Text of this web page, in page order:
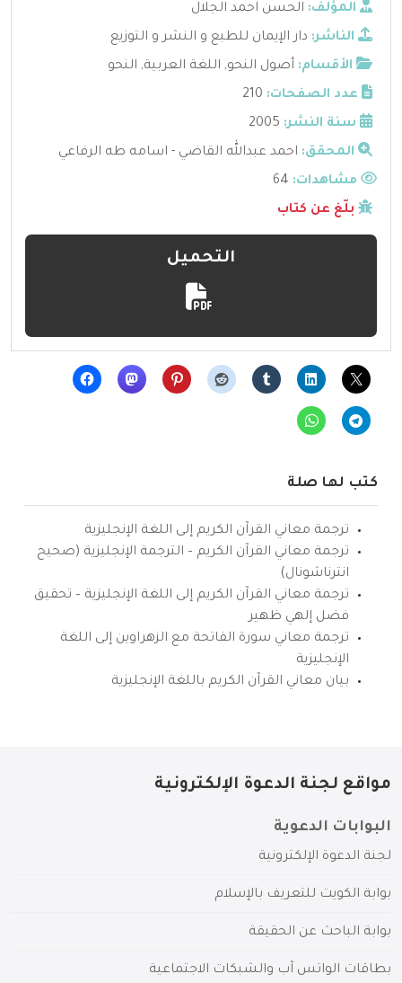
المؤلف: الحسن احمد الجلال
الناشر: دار الإيمان للطبع و النشر و التوزيع
الأقسام: أصول النحو, اللغة العربية, النحو
عدد الصفحات: 210
سنة النشر: 2005
المحقق: احمد عبدالله القاضي - اسامه طه الرفاعي
مشاهدات:
بلّغ عن كتاب
التحميل
كتب لها صلة
ترجمة معاني القرآن الكريم إلى اللغة الإنجليزية
ترجمة معاني القرآن الكريم – الترجمة الإنجليزية (صحيح
انترناشونال)
ترجمة معاني القرآن الكريم إلى اللغة الإنجليزية – تحقيق
فضل إلهي ظهير
ترجمة معاني سورة الفاتحة مع الزهراوين إلى اللغة
الإنجليزية
بيان معاني القرآن الكريم باللغة الإنجليزية
مواقع لجنة الدعوة الإلكترونية
البوابات الدعوية
لجنة الدعوة الإلكترونية
بوابة الكويت للتعريف بالإسلام
بوابة الباحث عن الحقيقة
بطاقات الواتس آب والشبكات الاجتماعية